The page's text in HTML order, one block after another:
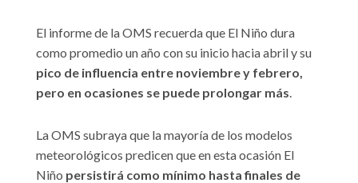
El informe de la OMS recuerda que El Niño dura
como promedio un año con su inicio hacia abril y su
pico de influencia entre noviembre y febrero,
pero en ocasiones se puede prolongar más.
La OMS subraya que la mayoría de los modelos
meteorológicos predicen que en esta ocasión El
Niño persistirá como mínimo hasta finales de